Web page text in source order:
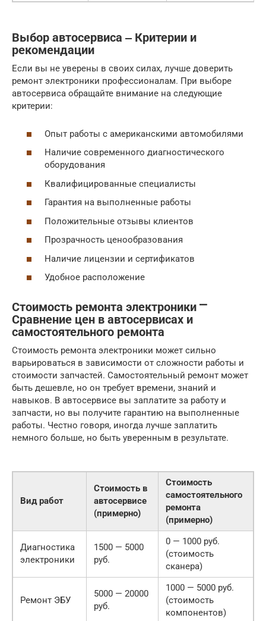
Выбор автосервиса ‒ Критерии и
рекомендации
Если вы не уверены в своих силах, лучше доверить
ремонт электроники профессионалам. При выборе
автосервиса обращайте внимание на следующие
критерии:
Опыт работы с американскими автомобилями
Наличие современного диагностического
оборудования
Квалифицированные специалисты
Гарантия на выполненные работы
Положительные отзывы клиентов
Прозрачность ценообразования
Наличие лицензии и сертификатов
Удобное расположение
Стоимость ремонта электроники ⎻
Сравнение цен в автосервисах и
самостоятельного ремонта
Стоимость ремонта электроники может сильно
варьироваться в зависимости от сложности работы и
стоимости запчастей. Самостоятельный ремонт может
быть дешевле, но он требует времени, знаний и
навыков. В автосервисе вы заплатите за работу и
запчасти, но вы получите гарантию на выполненные
работы. Честно говоря, иногда лучше заплатить
немного больше, но быть уверенным в результате.
Вид работ
Стоимость в
автосервисе
(примерно)
Стоимость
самостоятельного
ремонта
(примерно)
Диагностика
электроники
1500 — 5000
руб.
0 — 1000 руб.
(стоимость
сканера)
Ремонт ЭБУ
5000 — 20000
руб.
1000 — 5000 руб.
(стоимость
компонентов)